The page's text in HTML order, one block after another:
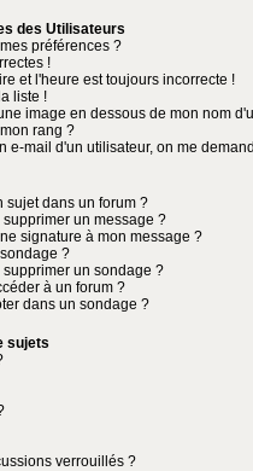
des Utilisateurs
préférences ?
!
et l'heure est toujours incorrecte !
liste !
image en dessous de mon nom
rang ?
e-mail d'un utilisateur, on me
sujet dans un forum ?
un message ?
signature à mon message ?
?
un sondage ?
à un forum ?
dans un sondage ?
sujets
verrouillés ?